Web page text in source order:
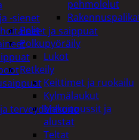
pehmolelut
Pelit
Polkupyöräily
Lukot
Retkeily
Keittimet ja ruokailu
Kylmälaukut
Makuupussit ja
alustat
Teltat
-sienet
ja saippuat
terveydenhoito